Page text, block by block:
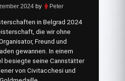
2024by
Peter
in Belgrad 2024
die wir ohne
Freund und
gewannen. In einem
besiegte seine Cannstätter
von Civitacchesi und